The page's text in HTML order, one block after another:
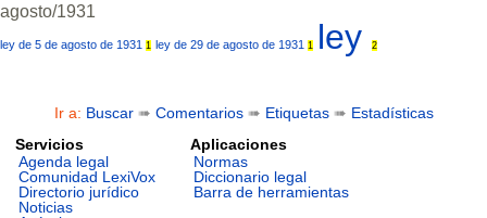
agosto/1931
ley de 5 de agosto de 1931 1 ley de 29 de agosto de 1931 1 ley 2
Ir a: Buscar➠ Comentarios➠ Etiquetas➠ Estadísticas
Servicios
Agenda legal
Comunidad LexiVox
Directorio jurídico
Noticias
Aplicaciones
Normas
Diccionario legal
Barra de herramientas